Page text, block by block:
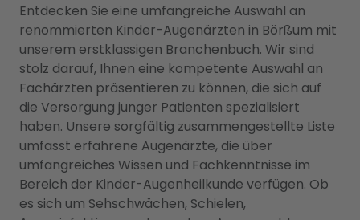
Entdecken Sie eine umfangreiche Auswahl an
renommierten Kinder-Augenärzten in Börßum mit
unserem erstklassigen Branchenbuch. Wir sind
stolz darauf, Ihnen eine kompetente Auswahl an
Fachärzten präsentieren zu können, die sich auf
die Versorgung junger Patienten spezialisiert
haben. Unsere sorgfältig zusammengestellte Liste
umfasst erfahrene Augenärzte, die über
umfangreiches Wissen und Fachkenntnisse im
Bereich der Kinder-Augenheilkunde verfügen. Ob
es sich um Sehschwächen, Schielen,